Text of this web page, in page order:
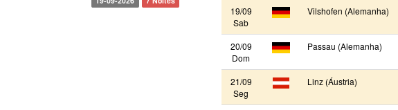
19/09
Sab
Vilshofen (Alemanha)
20/09
Dom
Passau (Alemanha)
21/09
Seg
Linz (Áustria)